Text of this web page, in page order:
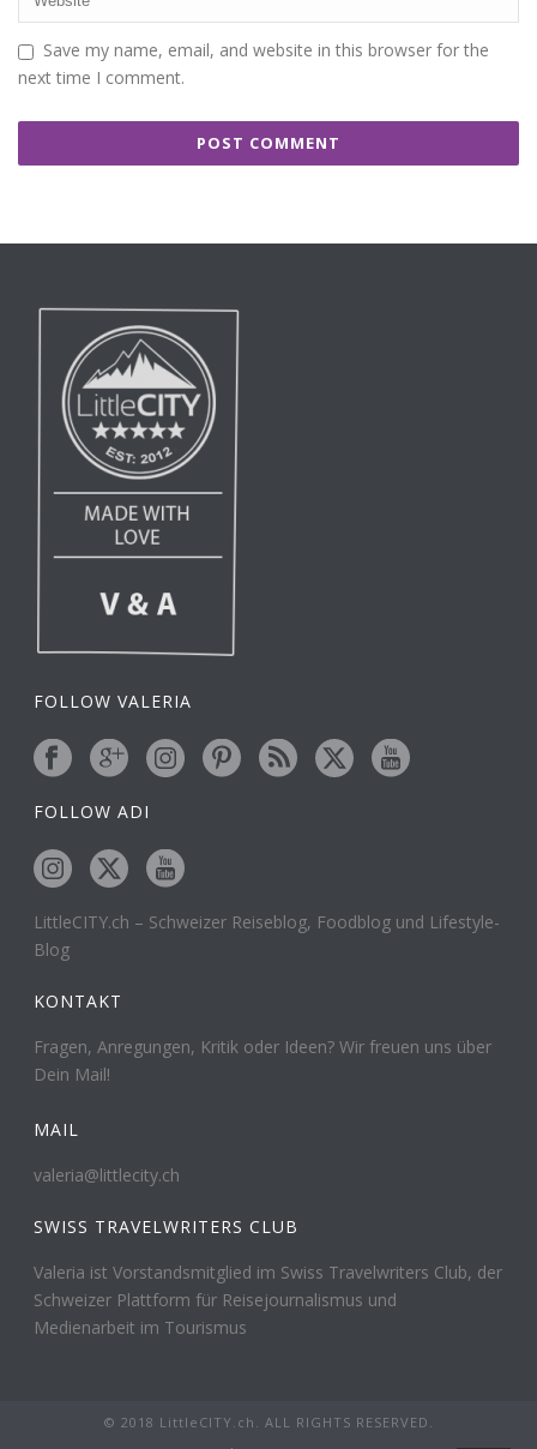
Save my name, email, and website in this browser for the
next time I comment.
FOLLOW VALERIA
FOLLOW ADI
LittleCITY.ch – Schweizer Reiseblog, Foodblog und Lifestyle-
Blog
KONTAKT
Fragen, Anregungen, Kritik oder Ideen? Wir freuen uns über
Dein Mail!
MAIL
valeria@littlecity.ch
SWISS TRAVELWRITERS CLUB
Valeria ist Vorstandsmitglied im Swiss Travelwriters Club, der
Schweizer Plattform für Reisejournalismus und
Medienarbeit im Tourismus
© 2018 LittleCITY.ch. ALL RIGHTS RESERVED.